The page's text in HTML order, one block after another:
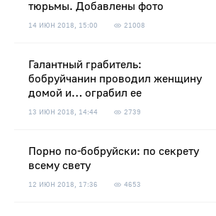
тюрьмы. Добавлены фото
14 ИЮН 2018, 15:00 21008
Галантный грабитель:
бобруйчанин проводил женщину
домой и… ограбил ее
13 ИЮН 2018, 14:44 2739
Порно по-бобруйски: по секрету
всему свету
12 ИЮН 2018, 17:36 4653